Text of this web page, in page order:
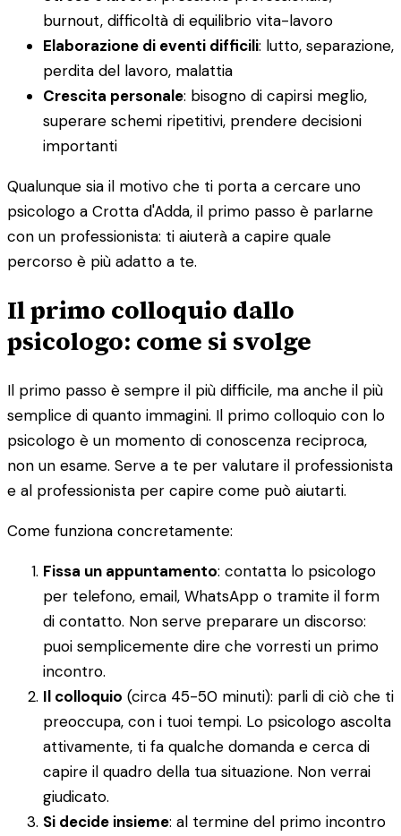
burnout, difficoltà di equilibrio vita-lavoro
Elaborazione di eventi difficili: lutto, separazione,
perdita del lavoro, malattia
Crescita personale: bisogno di capirsi meglio,
superare schemi ripetitivi, prendere decisioni
importanti
Qualunque sia il motivo che ti porta a cercare uno
psicologo a Crotta d'Adda, il primo passo è parlarne
con un professionista: ti aiuterà a capire quale
percorso è più adatto a te.
Il primo colloquio dallo
psicologo: come si svolge
Il primo passo è sempre il più difficile, ma anche il più
semplice di quanto immagini. Il primo colloquio con lo
psicologo è un momento di conoscenza reciproca,
non un esame. Serve a te per valutare il professionista
e al professionista per capire come può aiutarti.
Come funziona concretamente:
Fissa un appuntamento: contatta lo psicologo
per telefono, email, WhatsApp o tramite il form
di contatto. Non serve preparare un discorso:
puoi semplicemente dire che vorresti un primo
incontro.
Il colloquio (circa 45-50 minuti): parli di ciò che ti
preoccupa, con i tuoi tempi. Lo psicologo ascolta
attivamente, ti fa qualche domanda e cerca di
capire il quadro della tua situazione. Non verrai
giudicato.
Si decide insieme: al termine del primo incontro